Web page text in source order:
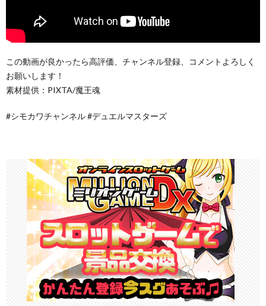
この動画が良かったら高評価、チャンネル登録、コメントよろしく
お願いします！
素材提供：PIXTA/魔王魂
#シモカワチャンネル #デュエルマスターズ